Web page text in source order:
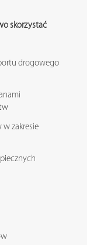
skorzystać
drogowego
zakresie